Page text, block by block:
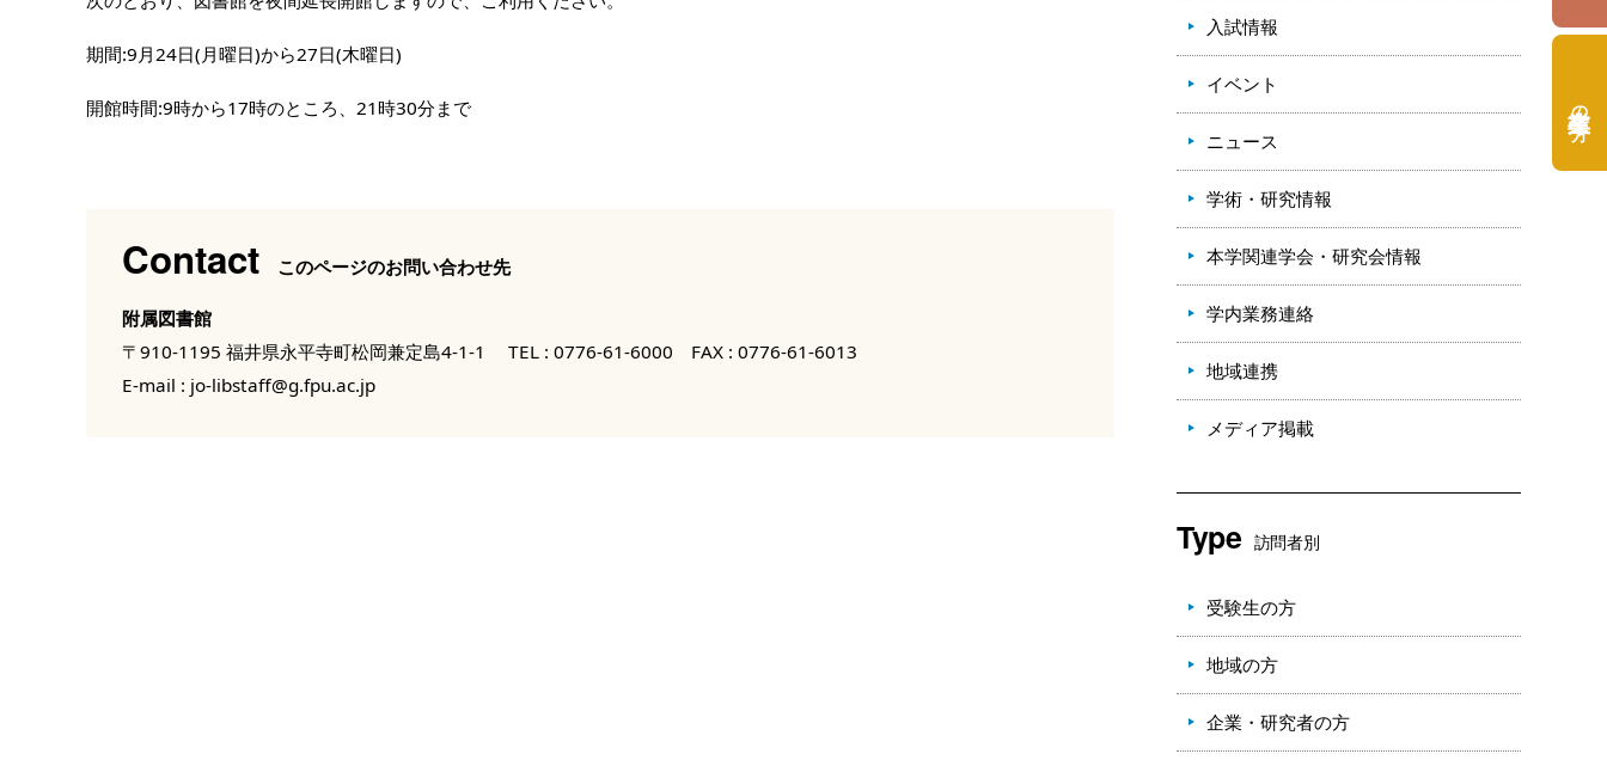
の方
期間:9月24日(月曜日)から27日(木曜日)
開館時間:9時から17時のところ、21時30分まで
Contact このページのお問い合わせ先
附属図書館
〒910-1195 福井県永平寺町松岡兼定島4-1-1
TEL : 0776-61-6000 FAX : 0776-61-6013
E-mail : jo-libstaff@g.fpu.ac.jp
入試情報
イベント
ニュース
学術・研究情報
本学関連学会・研究会情報
学内業務連絡
地域連携
メディア掲載
Type 訪問者別
受験生の方
地域の方
企業・研究者の方